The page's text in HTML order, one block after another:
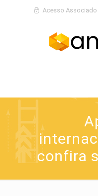
Acesso Associado
confira